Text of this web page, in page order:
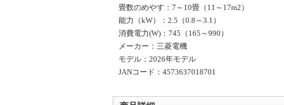
畳数のめやす：7～10畳（11～17m2）
能力（kW）：2.5（0.8～3.1）
消費電力(W)：745（165～990）
メーカー：三菱電機
モデル：2026年モデル
JANコード：4573637018701